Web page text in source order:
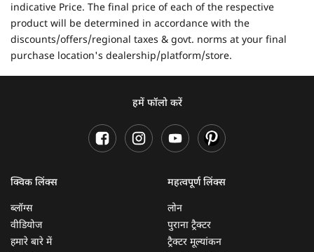
indicative Price. The final price of each of the respective
product will be determined in accordance with the
discounts/offers/regional taxes & govt. norms at your final
purchase location's dealership/platform/store.
हमें फॉलो करें
क्विक लिंक्स
ब्लॉग्स
वीडियोज
हमारे बारे में
महत्वपूर्ण लिंक्स
लोन
पुराना ट्रैक्टर
ट्रैक्टर मूल्यांकन